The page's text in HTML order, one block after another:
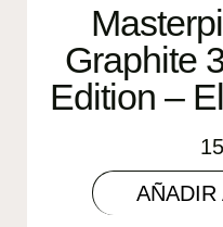
Graphite
Edition –
AÑADIR